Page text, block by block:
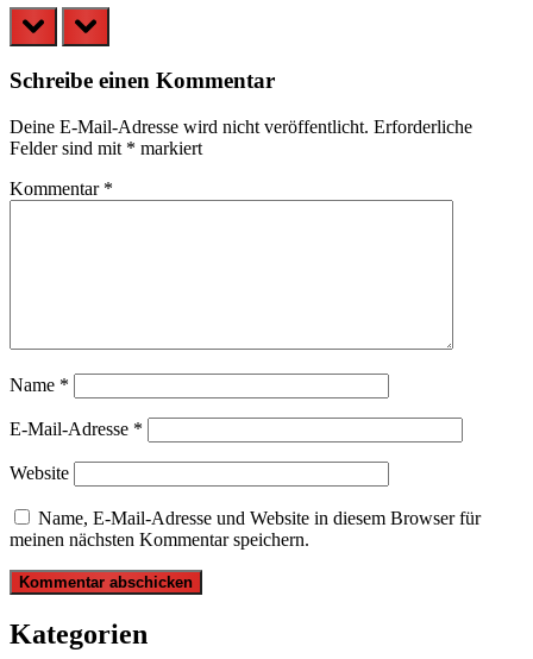
prev next
Schreibe einen Kommentar
Deine E-Mail-Adresse wird nicht veröffentlicht. Erforderliche
Felder sind mit * markiert
Kommentar *
Name *
E-Mail-Adresse *
Website
Name, E-Mail-Adresse und Website in diesem Browser für
meinen nächsten Kommentar speichern.
Kategorien